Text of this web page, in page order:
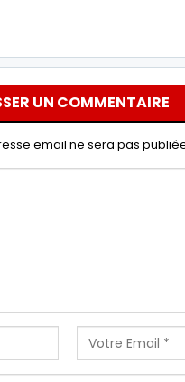
UN COMMENTAIRE
email ne sera pas